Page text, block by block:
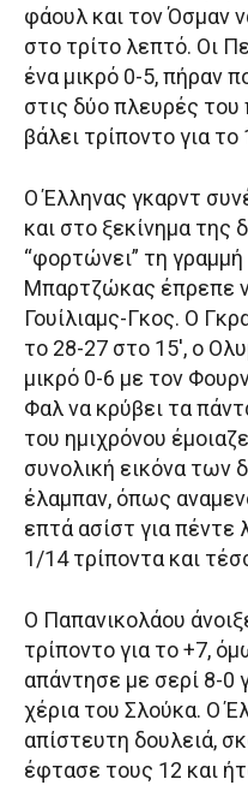
φάουλ και τον Όσμαν
στο τρίτο λεπτό. Οι
ένα μικρό 0-5, πήραν
στις δύο πλευρές του
βάλει τρίποντο για
Ο Έλληνας γκαρντ
και στο ξεκίνημα της
“φορτώνει” τη
Μπαρτζώκας έπρεπε
Γουίλιαμς-Γκος. Ο
το 28-27 στο 15′, ο
μικρό 0-6 με τον
Φαλ να κρύβει τα
του ημιχρόνου
συνολική εικόνα των
έλαμπαν, όπως
επτά ασίστ για πέντε
1/14 τρίποντα και
Ο Παπανικολάου
τρίποντο για το +7,
απάντησε με σερί 8-0
χέρια του Σλούκα. Ο
απίστευτη δουλειά,
έφτασε τους 12 και